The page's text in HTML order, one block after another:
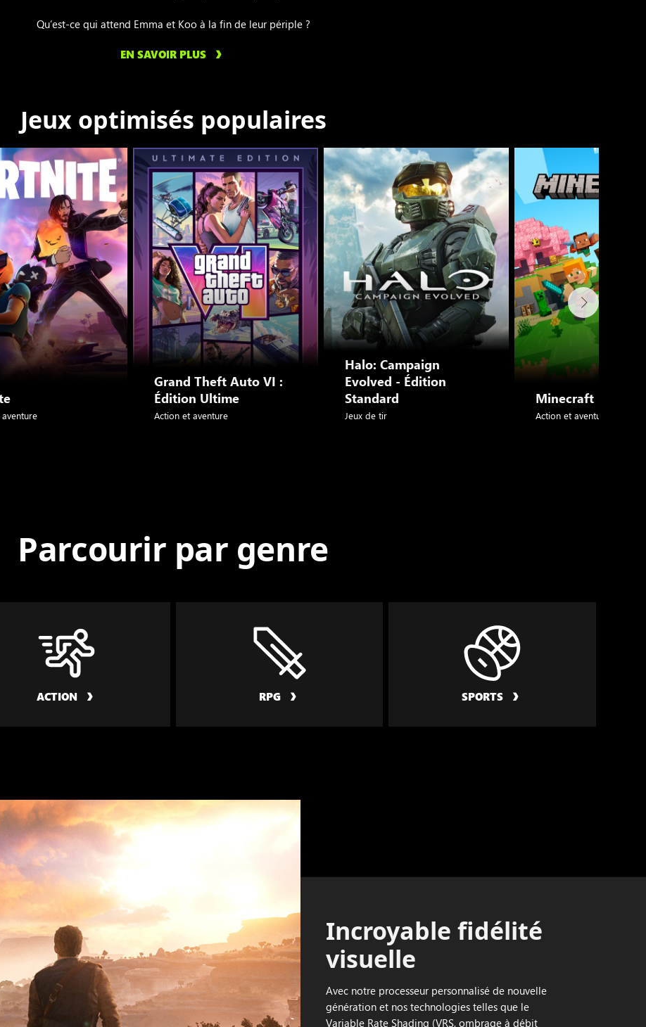
Qu’est-ce qui attend Emma et Koo à la fin de leur périple ?
EN SAVOIR PLUS
Jeux optimisés populaires
Grand Theft Auto VI :
Édition Ultime
Action et aventure
Halo: Campaign
Evolved - Édition
Standard
Jeux de tir
Minecraft
Action et aventure
Parcourir par genre
ACTION RPG SPORTS
Incroyable fidélité
visuelle
Avec notre processeur personnalisé de nouvelle
génération et nos technologies telles que le
Variable Rate Shading (VRS, ombrage à débit